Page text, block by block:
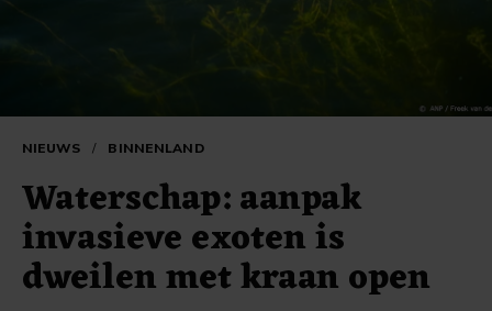
NIEUWS / BINNENLAND
Waterschap: aanpak
invasieve exoten is
dweilen met kraan open